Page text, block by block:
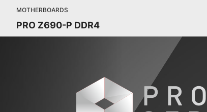
MOTHERBOARDS
PRO Z690-P DDR4